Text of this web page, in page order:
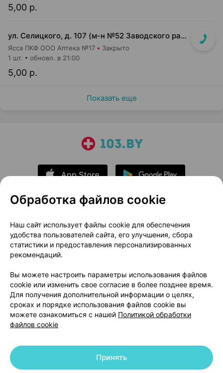
5,00 р.
ул. Селицкого, д. 107 (м-н №52 Заводского райпищеторга)
Ясса ПКФ ООО Аптека №17 Закрыто
5,00 р.
1 шт. обновл. в 21:00
Показать еще
О проекте
Новости проекта
Размещение рекламы
Медицинский маркетинг
Публичный договор
Доставка
Способы оплаты
Вакансии
Партнеры
Написать руководителю 103.by
Написать в поддержку
Персональные настройки Cookie
© 2026 ООО «Артокс Лаб», УНП 191700409 | 220012, Республика Беларусь,
Обработка файлов cookie
Наш сайт использует файлы cookie для обеспечения
удобства пользователей сайта, его улучшения, сбора
статистики и предоставления персонализированных
рекомендаций.
Вы можете настроить параметры использования файлов
cookie или изменить свое согласие в более позднее время.
Для получения дополнительной информации о целях,
сроках и порядке использования файлов cookie вы
можете ознакомиться с нашей Политикой обработки
файлов cookie
Принять